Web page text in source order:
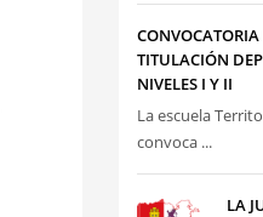
CONVOCATORIA
TITULACIÓN
NIVELES I Y II
La escuela
convoca ...
LA